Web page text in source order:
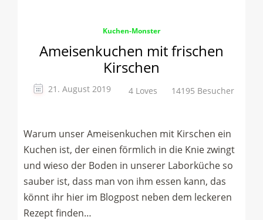
Kuchen-Monster
Ameisenkuchen mit frischen
Kirschen
21. August 2019 4 Loves 14195 Besucher
Warum unser Ameisenkuchen mit Kirschen ein
Kuchen ist, der einen förmlich in die Knie zwingt
und wieso der Boden in unserer Laborküche so
sauber ist, dass man von ihm essen kann, das
könnt ihr hier im Blogpost neben dem leckeren
Rezept finden…